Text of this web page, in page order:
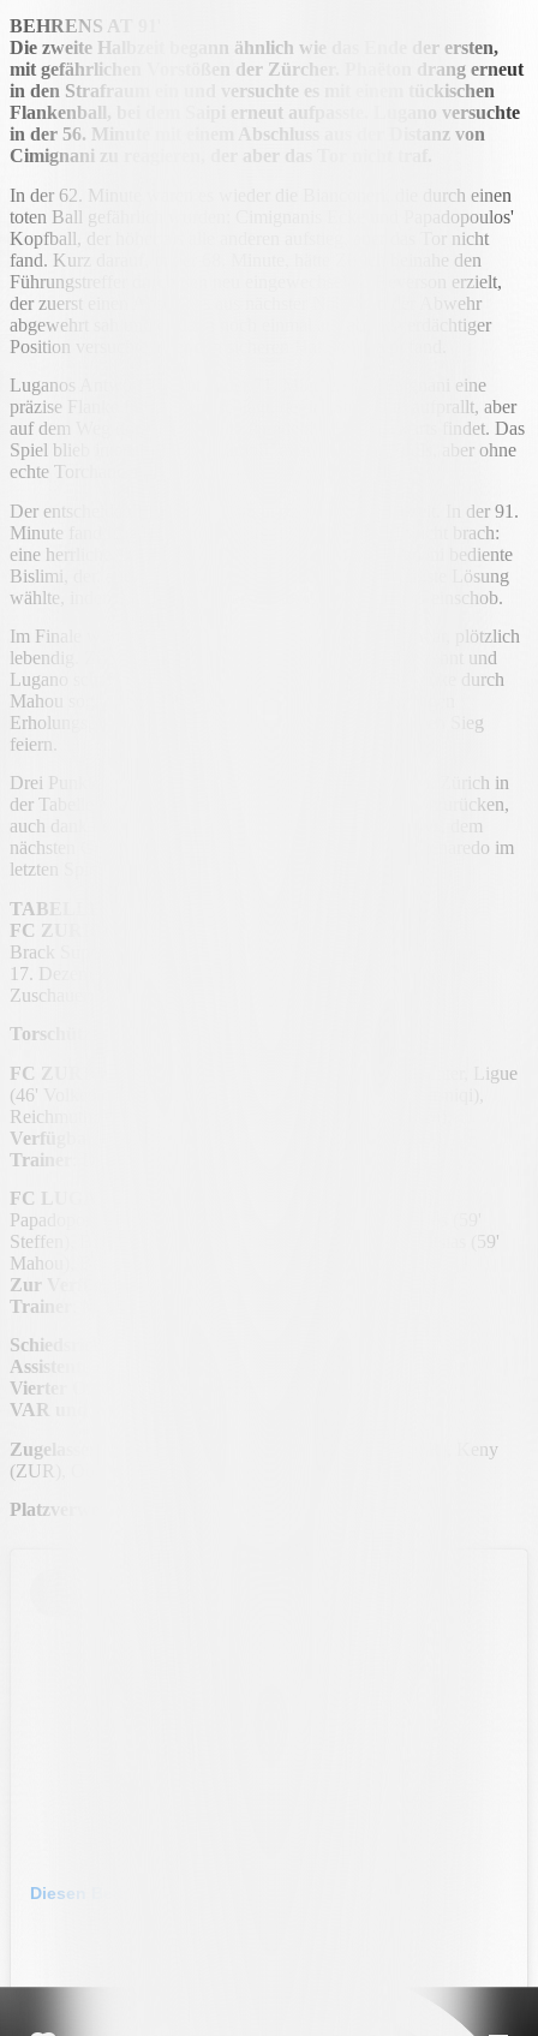
BEHRENS AT 91
Die zweite Halbzeit begann ähnlich wie das Ende der ersten,
mit gefährlichen Vorstößen der Zürcher. Phaëton drang erneut
in den Strafraum ein und versuchte es mit einem tückischen
Flankenball, bei dem Saipi erneut aufpasste. Lugano versuchte
in der 56. Minute mit einem Abschluss aus der Distanz von
Cimignani zu reagieren, der aber das Tor nicht traf.
In der 62. Minute waren es wieder die Bianconeri, die durch einen
toten Ball gefährlich wurden: Cimignanis Ecke und Papadopoulos'
Kopfball, der höher als alle anderen aufstieg, aber das Tor nicht
fand. Kurz darauf, in der 68. Minute, hätte Zürich beinahe den
Führungstreffer durch den neu eingewechselten Reverson erzielt,
der zuerst einen Abschluss aus nächster Nähe von der Abwehr
abgewehrt sah und es dann noch einmal aus abseitsverdächtiger
Position versuchte, aber den sicheren Halt von Saipi fand.
Luganos Antwort kommt in der 71. Minute, als Cimignani eine
präzise Flanke für Behrens schlägt, der im Strafraum aufprallt, aber
auf dem Weg dorthin eine tolle Parade des Heimtorwarts findet. Das
Spiel blieb intensiv und umkämpft, manchmal mit Fouls, aber ohne
echte Torchancen.
Der entscheidende Moment kam in der zweiten Halbzeit. In der 91.
Minute fand Lugano den Spielzug, der das Gleichgewicht brach:
eine herrliche Dreiecksbeziehung im Zentrum, Cimignani bediente
Bislimi, der, allein vor dem Torhüter, die uneigennützigste Lösung
wählte, indem er Behrens unterstützte, der ins leere Tor einschob.
Im Finale wurde die Partie, die bis dahin festgefahren war, plötzlich
lebendig. Zürich blieb nach Osbornes Platzverweis zu zehnt und
Lugano schaffte bei einem Konter nach Cimignanis Flanke durch
Mahou sogar den Doppelschlag. Nach einer fünfminütigen
Erholungsphase konnten die Bianconeri einen sehr hohen Sieg
feiern.
Drei Punkte, die es dem Team von Croci-Torti erlauben, Zürich in
der Tabelle zu distanzieren und auf den vierten Platz vorzurücken,
auch dank der gleichzeitigen Niederlage der Young Boys, dem
nächsten Gegner am Sonntag, den 21. Dezember im Cornaredo im
letzten Spiel des Jahres.
TABELLE
FC ZURIGO - FC LUGANO 0-1
Brack Super League - 18. Spieltag
17. Dezember 2025 - Stadion Letzigrund
Zuschauer: 10,348
Torschützen:
FC ZURIGO (4-3-1-2):
Brecher; Kamberi, Vujevic, Sauter, Ligue
(46' Volken); Emmanuel (59' Reverson), Tsawa (64' Krasniqi),
Reichmuth; Zuber (93' Perea); Kény, Phaëton (93' Odera).
Verfügbar
Trainer
FC LUGANO (4-4-2):
Papadopoulos, Marques (70' Brault-Guillard); Dos Santos (59'
Steffen), Bislimi, Grgic, Cimignani (99' Maslarov); Koutsias (59'
Mahou), Behrens.
Zur Verfügung
Trainer
Schiedsrichter:
Assistenten:
Vierter Offizieller:
VAR und AVAR:
Zugelassen:
Vujevic (ZUR), Grgic (LUG), Ligue (ZUR), Keny
(ZUR), Odera (ZUR), Saipi (LUG).
Platzverweise
Diesen Beitrag auf Instagram ansehen